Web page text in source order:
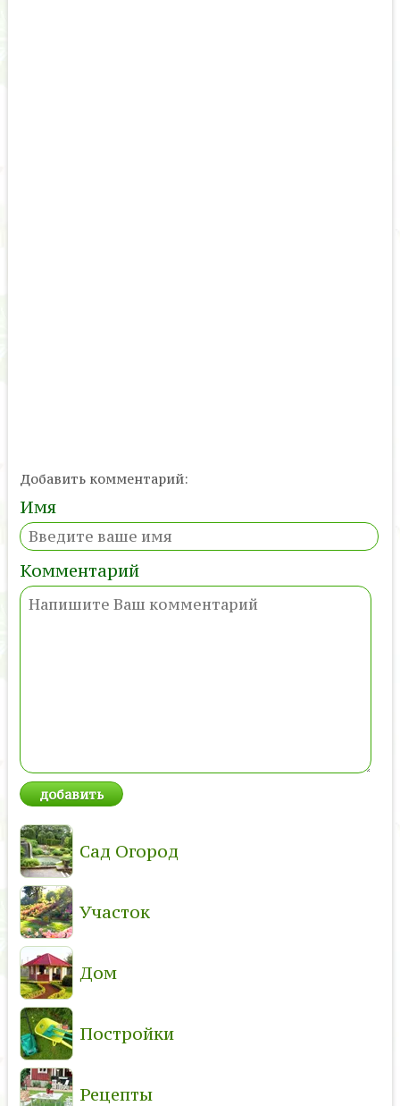
Добавить комментарий:
Имя
Комментарий
Сад Огород
Участок
Дом
Постройки
Рецепты